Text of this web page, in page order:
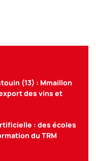
(13) : Mmaillon
des vins et
: des écoles
du TRM